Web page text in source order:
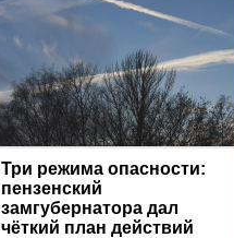
Три режима опасности:
пензенский
замгубернатора дал
чёткий план действий